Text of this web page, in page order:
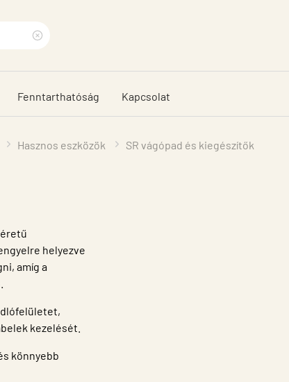
search
phrase
Fenntarthatóság Kapcsolat
Hasznos eszközök SR vágópad és kiegészítők
helyezve
amíg a
kezelését.
könnyebb